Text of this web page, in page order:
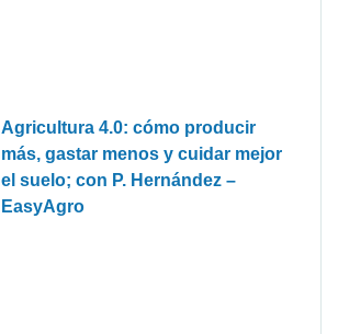
Agricultura 4.0: cómo producir
más, gastar menos y cuidar mejor
el suelo; con P. Hernández –
EasyAgro